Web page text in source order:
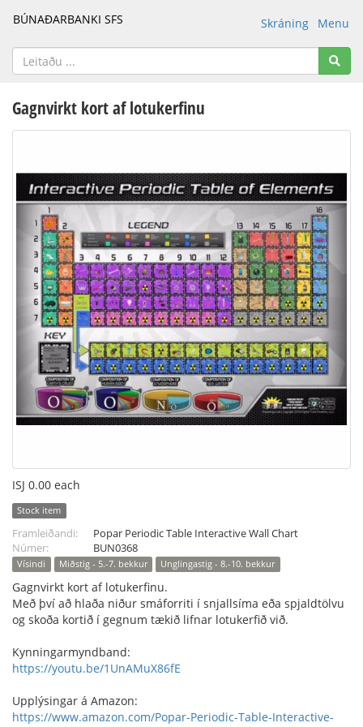
Menu
BÚNAÐARBANKI SFS Skráning
Gagnvirkt kort af lotukerfinu
ISJ 0.00 each
Stock item
Framleiðandi:
Popar Periodic Table Interactive Wall Chart
Númer:
BUN0368
Vísindi Miðstig - 5.-7. bekkur Unglingastig - 8.-10. bekkur
Gagnvirkt kort af lotukerfinu.
Með því að hlaða niður smáforriti í snjallsíma eða spjaldtölvu
og skoða kortið í gegnum tækið lifnar lotukerfið við.
Kynningarmyndband:
https://youtu.be/1UnAMuX86fE
Upplýsingar á Amazon:
https://www.amazon.com/Popar-Periodic-Table-Interactive-